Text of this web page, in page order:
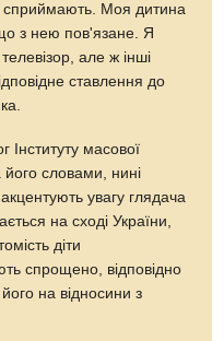
сприймають. Моя дитина
з нею пов'язане. Я
але ж інші
ставлення до
Інституту масової
його словами, нині
увагу глядача
на сході України,
діти
спрощено, відповідно
його на відносини з